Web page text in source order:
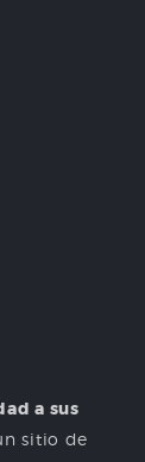
a sus
sitio de